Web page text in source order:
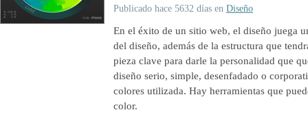
Publicado hace 5632 días en Diseño
En el éxito de un sitio web, el diseño juega
del diseño, además de la estructura que
pieza clave para darle la personalidad que
diseño serio, simple, desenfadado o
colores utilizada. Hay herramientas que
color.